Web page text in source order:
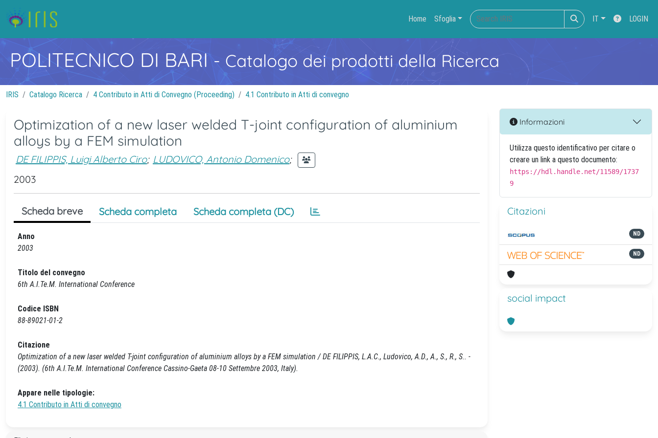
Home Sfoglia IT LOGIN
POLITECNICO DI BARI- Catalogo dei prodotti della Ricerca
IRIS Catalogo Ricerca 4 Contributo in Atti di Convegno (Proceeding) 4.1 Contributo in Atti di convegno
Optimization of a new laser welded T-joint configuration of aluminium
alloys by a FEM simulation
DE FILIPPIS, Luigi Alberto Ciro; LUDOVICO, Antonio Domenico;
2003
Scheda breve Scheda completa Scheda completa (DC)
Anno
2003
Titolo del convegno
6th A.I.Te.M. International Conference
Codice ISBN
88-89021-01-2
Citazione
Optimization of a new laser welded T-joint configuration of aluminium alloys by a FEM simulation / DE FILIPPIS, L.A.C., Ludovico, A.D., A., S., R., S.. -
(2003). (6th A.I.Te.M. International Conference Cassino-Gaeta 08-10 Settembre 2003, Italy).
Appare nelle tipologie:
4.1 Contributo in Atti di convegno
Informazioni
Utilizza questo identificativo per citare o
creare un link a questo documento:
https://hdl.handle.net/11589/1737
9
Citazioni
ND
ND
social impact